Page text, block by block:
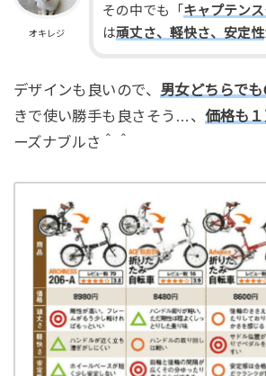
オキレジ
その中でも「 キャプテン
は頑丈さ、軽快さ、安定性
デザインも良いので、 男女どちらでも
きで使い勝手も良さそう…、価格も
ーズナブルさ＾＾